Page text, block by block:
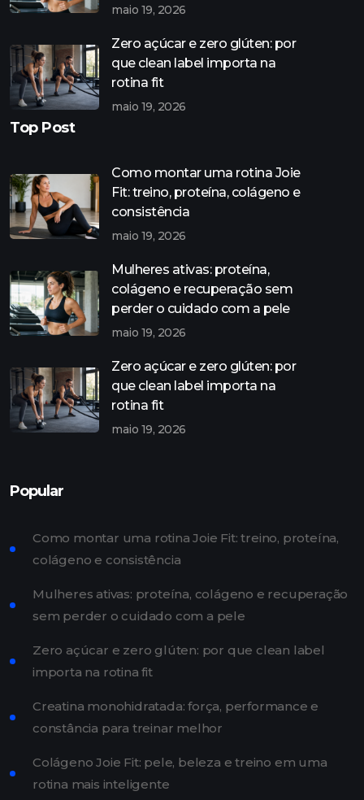
maio 19, 2026
Zero açúcar e zero glúten: por
que clean label importa na
rotina fit
maio 19, 2026
Top Post
Como montar uma rotina Joie
Fit: treino, proteína, colágeno e
consistência
maio 19, 2026
Mulheres ativas: proteína,
colágeno e recuperação sem
perder o cuidado com a pele
maio 19, 2026
Zero açúcar e zero glúten: por
que clean label importa na
rotina fit
maio 19, 2026
Popular
Como montar uma rotina Joie Fit: treino, proteína,
colágeno e consistência
Mulheres ativas: proteína, colágeno e recuperação
sem perder o cuidado com a pele
Zero açúcar e zero glúten: por que clean label
importa na rotina fit
Creatina monohidratada: força, performance e
constância para treinar melhor
Colágeno Joie Fit: pele, beleza e treino em uma
rotina mais inteligente